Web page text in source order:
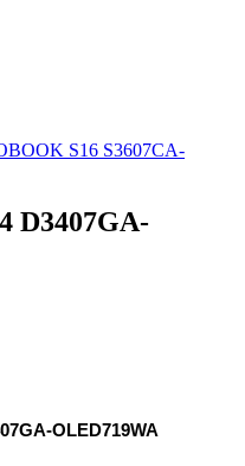
S16 S3607CA-
D3407GA-
OLED719WA